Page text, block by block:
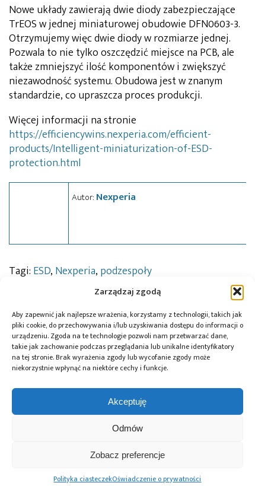
Zarządzaj zgodą
Aby zapewnić jak najlepsze wrażenia, korzystamy z technologii, takich jak
pliki cookie, do przechowywania i/lub uzyskiwania dostępu do informacji o
urządzeniu. Zgoda na te technologie pozwoli nam przetwarzać dane,
takie jak zachowanie podczas przeglądania lub unikalne identyfikatory
na tej stronie. Brak wyrażenia zgody lub wycofanie zgody może
niekorzystnie wpłynąć na niektóre cechy i funkcje.
Akceptuję
Odmów
Zobacz preferencje
Polityka ciasteczekOświadczenie o prywatności
Nowe układy zawierają dwie diody zabezpieczające
TrEOS w jednej miniaturowej obudowie DFN0603-3.
Otrzymujemy więc dwie diody w rozmiarze jednej.
Pozwala to nie tylko oszczędzić miejsce na PCB, ale
także zmniejszyć ilość komponentów i zwiększyć
niezawodność systemu. Obudowa jest w znanym
standardzie, co upraszcza proces produkcji.
Więcej informacji na stronie
https://efficiencywins.nexperia.com/efficient-
products/Intelligent-miniaturization-of-ESD-
protection.html
Autor: Nexperia
Tagi: ESD, Nexperia, podzespoły
Przeczytaj również:
Association
Microchip i Micron
prezentują
pamięci masowej
oraz centrów